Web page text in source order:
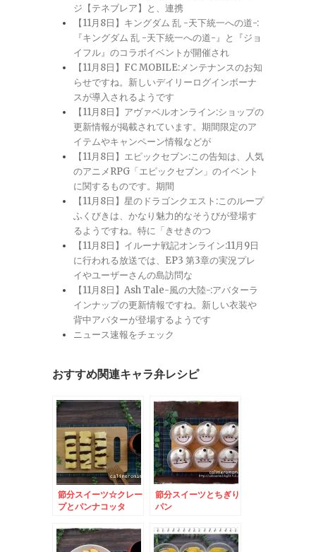
ジ【テネブレア】と、連携
【11月8日】キングダム 乱 -天下統一への道-:
『キングダム 乱 -天下統一への道-』と『ジョ
イフル』のコラボイベントが開催され
【11月8日】FC MOBILE:メンテナンスのお知
らせですね。新しいデイリーログインボーナ
スが導入されるようです
【11月8日】アヴァベルオンライン:ショップの
更新情報が掲載されています。期間限定のア
イテムやキャンペーン情報などが
【11月8日】エピックセブン:この告知は、人気
のアニメRPG「エピックセブン」のイベント
に関するものです。期間
【11月8日】星のドラゴンクエスト:このループ
ふくびきは、かなり魅力的なそうびが登場す
るようですね。特に「きせきのつ
【11月8日】イルーナ戦記オンライン:11月9日
に行われる放送では、EP3 第3章の実況プレ
イやユーザーさんの島訪問な
【11月8日】Ash Tale-風の大陸-:アバターラ
インナップの更新情報ですね。新しい衣装や
背中アバターが登場するようです
ニュース速報をチェック
おすすめ関連キャラ弁レシピ
節分スイーツ☆クレー
プとパンナコッタ
節分スイーツとちぎり
パン